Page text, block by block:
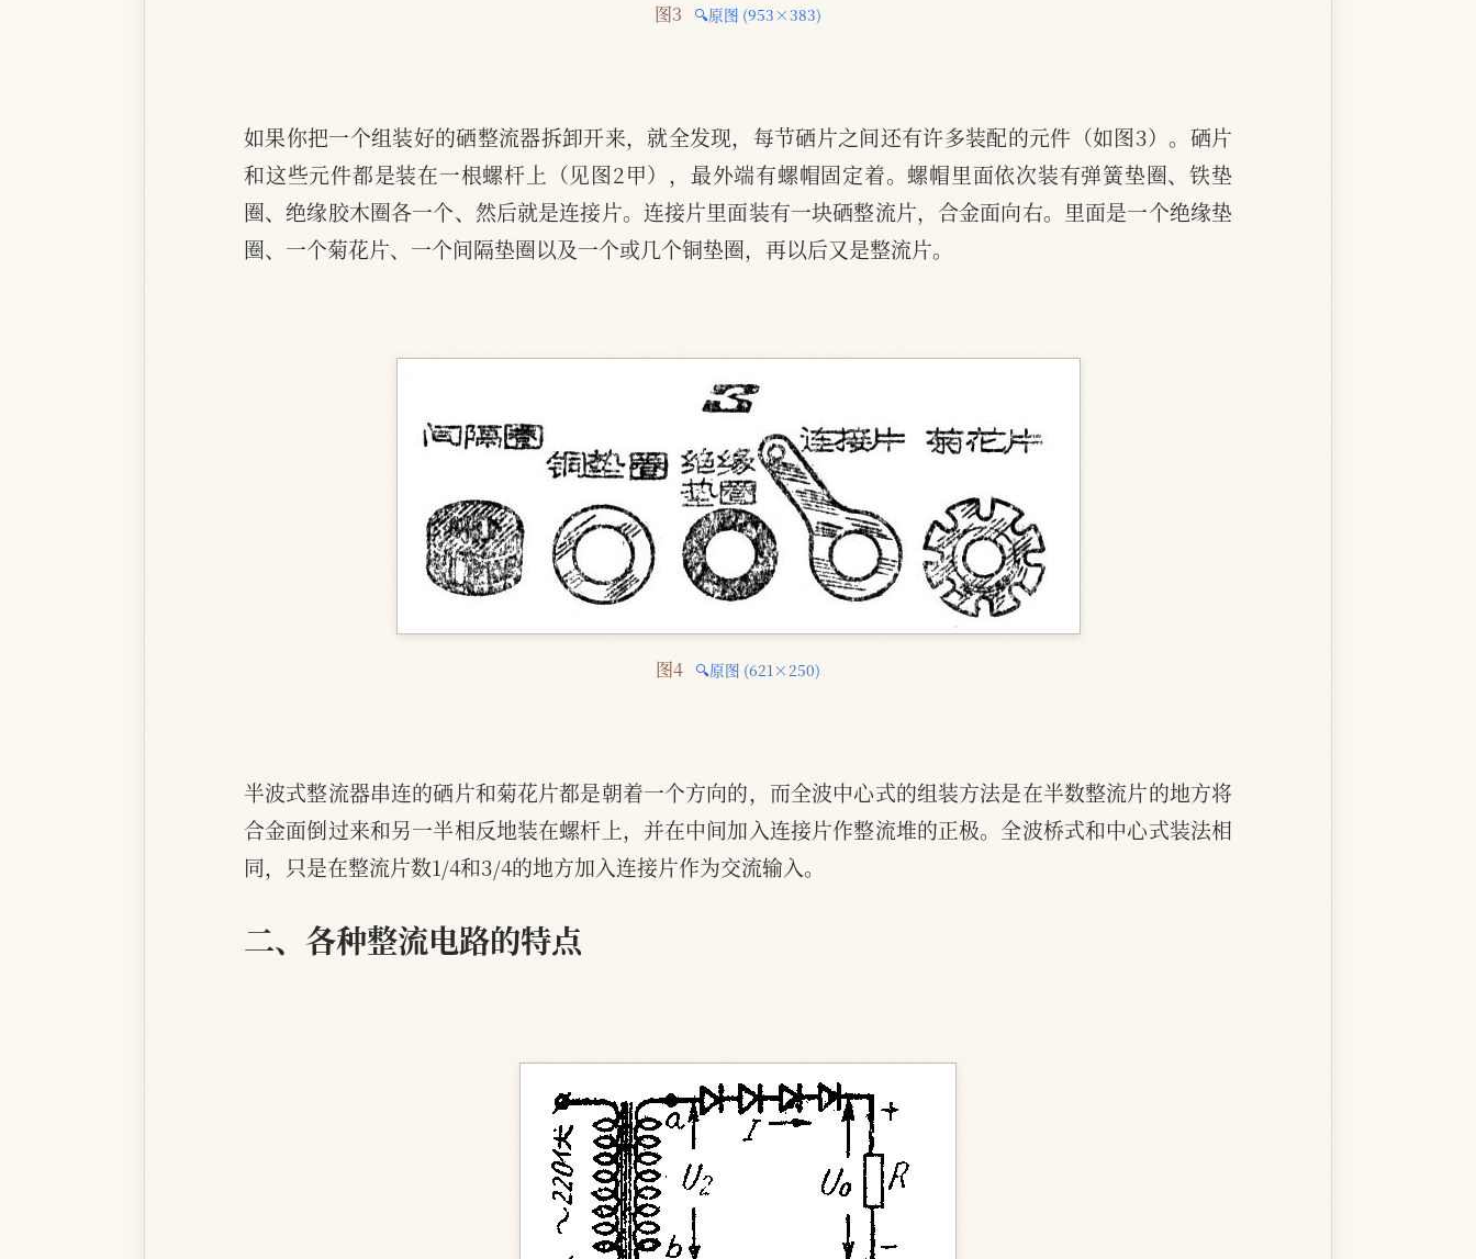
图3 🔍原图 (953×383)
如果你把一个组装好的硒整流器拆卸开来，就全发现，每节硒片之间还有许多装配的元件（如图3）。硒片
和这些元件都是装在一根螺杆上（见图2甲），最外端有螺帽固定着。螺帽里面依次装有弹簧垫圈、铁垫
圈、绝缘胶木圈各一个、然后就是连接片。连接片里面装有一块硒整流片，合金面向右。里面是一个绝缘垫
圈、一个菊花片、一个间隔垫圈以及一个或几个铜垫圈，再以后又是整流片。
图4 🔍原图 (621×250)
半波式整流器串连的硒片和菊花片都是朝着一个方向的，而全波中心式的组装方法是在半数整流片的地方将
合金面倒过来和另一半相反地装在螺杆上，并在中间加入连接片作整流堆的正极。全波桥式和中心式装法相
同，只是在整流片数1/4和3/4的地方加入连接片作为交流输入。
二、各种整流电路的特点